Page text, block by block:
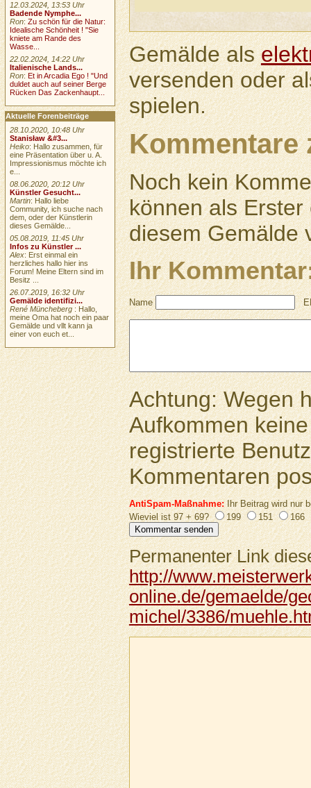
Gemälde als
versenden oder
spielen.
Kommentare
Noch kein
können als
diesem Gemälde
Ihr
Name
Achtung: Wegen
Aufkommen
registrierte
Kommentaren
AntiSpam-Maßnahme:Ihr Beitrag wird nur
Wieviel ist 97 + 69?
199 151 166
Permanenter Link
http://
online.de/gemaelde/
michel/3386/
12.03.2024, 13:53 Uhr
Badende Nymphe...
Ron:Zu schön für die Natur:
Idealische Schönheit ! "Sie
kniete am Rande des
Wasse...
22.02.2024, 14:22 Uhr
Italienische Lands...
Ron:Et in Arcadia Ego ! "Und
duldet auch auf seiner Berge
Rücken Das Zackenhaupt...
Aktuelle Forenbeiträge
28.10.2020, 10:48 Uhr
Stanisław &#3...
Heiko: Hallo zusammen, für
eine Präsentation über u. A.
Impressionismus möchte ich
e...
08.06.2020, 20:12 Uhr
Künstler Gesucht...
Martin: Hallo liebe
Community, ich suche nach
dem, oder der Künstlerin
dieses Gemälde...
05.08.2019, 11:45 Uhr
Infos zu Künstler ...
Alex: Erst einmal ein
herzliches hallo hier ins
Forum! Meine Eltern sind im
Besitz ...
26.07.2019, 16:32 Uhr
Gemälde identifizi...
René Müncheberg : Hallo,
meine Oma hat noch ein paar
Gemälde und vllt kann ja
einer von euch et...